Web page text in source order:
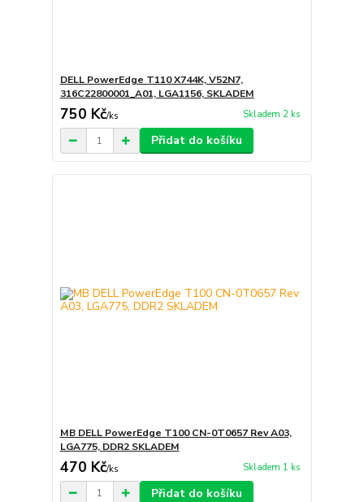
DELL PowerEdge T110 X744K, V52N7,
316C22800001_A01, LGA1156, SKLADEM
750 Kč/ks Skladem 2 ks
Přidat do košíku
MB DELL PowerEdge T100 CN-0T0657 Rev A03,
LGA775, DDR2 SKLADEM
470 Kč/ks Skladem 1 ks
Přidat do košíku